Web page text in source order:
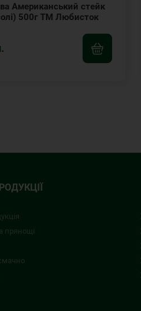
Американський стейк
500г ТМ Любисток
прянощі